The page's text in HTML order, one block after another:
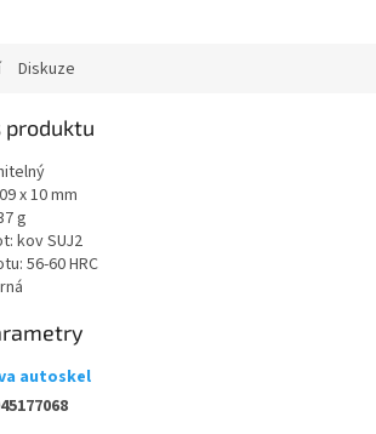
Diskuze
produktu
x 10 mm
g
kov SUJ2
56-60 HRC
autoskel